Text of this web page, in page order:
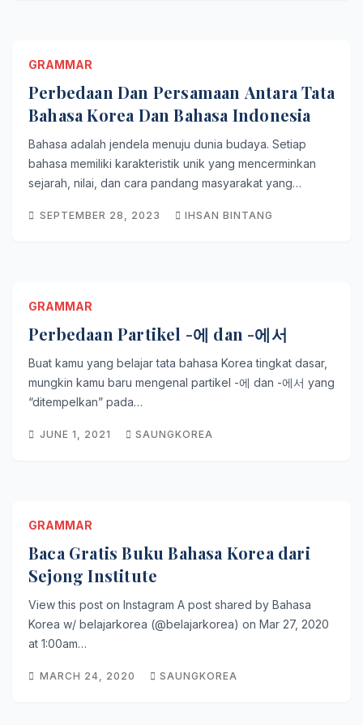
GRAMMAR
Perbedaan Dan Persamaan Antara Tata
Bahasa Korea Dan Bahasa Indonesia
Bahasa adalah jendela menuju dunia budaya. Setiap
bahasa memiliki karakteristik unik yang mencerminkan
sejarah, nilai, dan cara pandang masyarakat yang…
SEPTEMBER 28, 2023 IHSAN BINTANG
GRAMMAR
Perbedaan Partikel -에 dan -에서
Buat kamu yang belajar tata bahasa Korea tingkat dasar,
mungkin kamu baru mengenal partikel -에 dan -에서 yang
“ditempelkan” pada…
JUNE 1, 2021 SAUNGKOREA
GRAMMAR
Baca Gratis Buku Bahasa Korea dari
Sejong Institute
View this post on Instagram A post shared by Bahasa
Korea w/ belajarkorea (@belajarkorea) on Mar 27, 2020
at 1:00am…
MARCH 24, 2020 SAUNGKOREA